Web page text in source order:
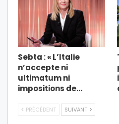
Sebta : « L’Italie
n’accepte ni
ultimatum ni
impositions de…
PRÉCÉDENT SUIVANT